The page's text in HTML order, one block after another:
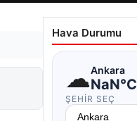
Hava Durumu
☁Ankara
NaN°C
ŞEHIR SEÇ